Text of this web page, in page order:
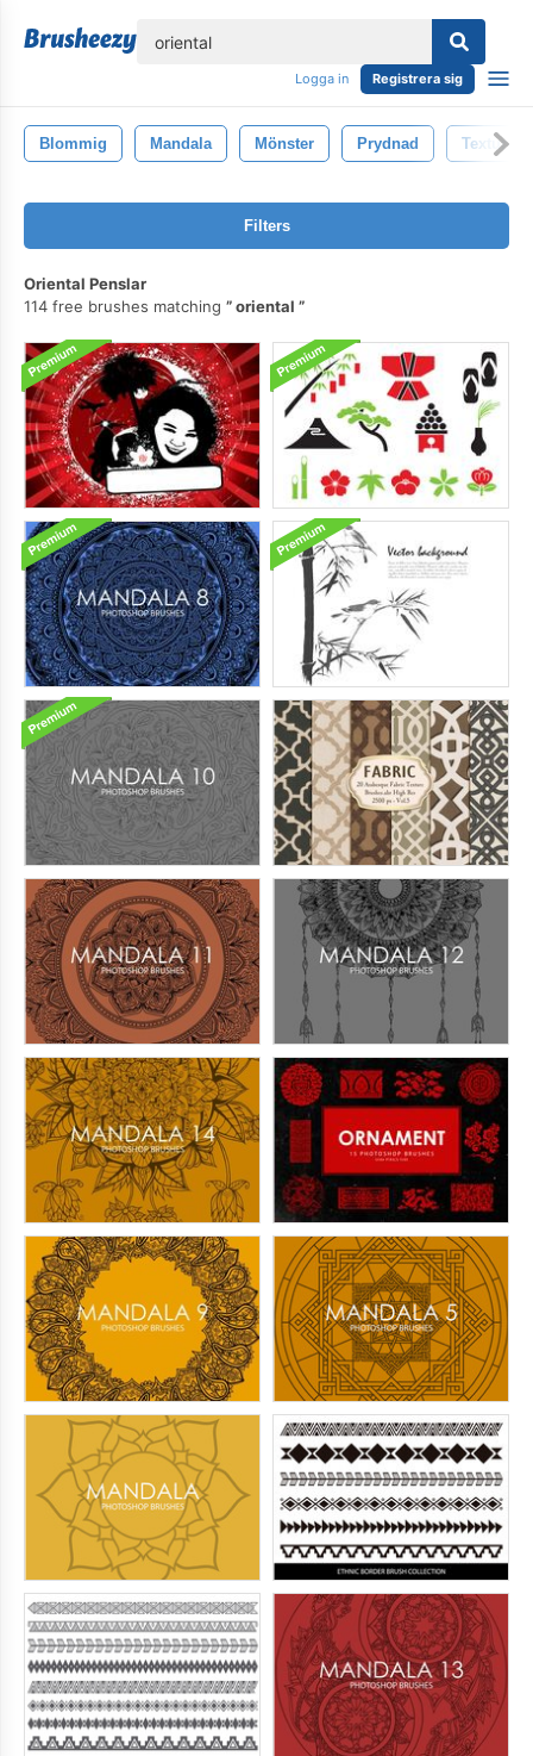
Logga in Registrera sig
Blommig Mandala Mönster Prydnad Textur
Filters
Oriental Penslar
114 free brushes matching
oriental